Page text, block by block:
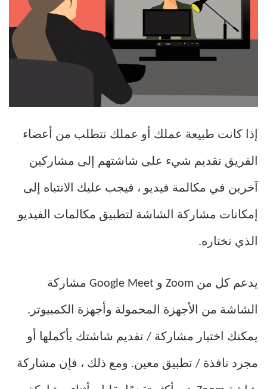
إذا كانت طبيعة عملك أو عملك تتطلب من أعضاء
الفريق تقديم شيء على شاشتهم إلى مشاركين
آخرين في مكالمة فيديو ، فيجب عليك الانتباه إلى
إمكانات مشاركة الشاشة لتطبيق مكالمات الفيديو
الذي تختاره.
يدعم كل من Zoom و Google Meet مشاركة
الشاشة من الأجهزة المحمولة وأجهزة الكمبيوتر.
يمكنك اختيار مشاركة / تقديم شاشتك بأكملها أو
مجرد نافذة / تطبيق معين. ومع ذلك ، فإن مشاركة